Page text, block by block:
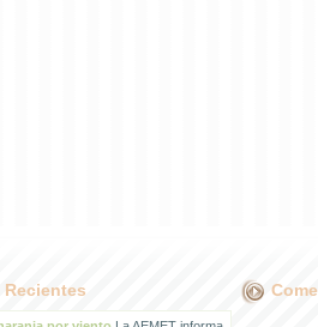
Recientes